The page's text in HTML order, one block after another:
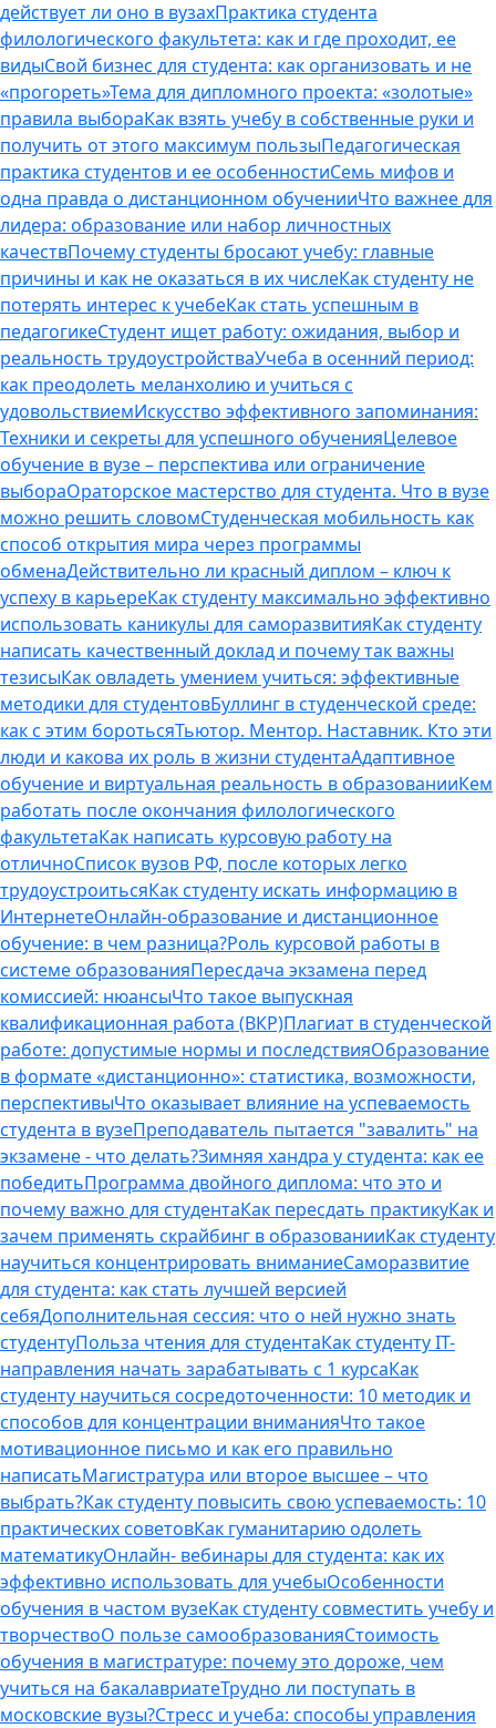
действует ли оно в вузахПрактика студента
филологического факультета: как и где проходит, ее
видыСвой бизнес для студента: как организовать и не
«прогореть»Тема для дипломного проекта: «золотые»
правила выбораКак взять учебу в собственные руки и
получить от этого максимум пользыПедагогическая
практика студентов и ее особенностиСемь мифов и
одна правда о дистанционном обученииЧто важнее для
лидера: образование или набор личностных
качествПочему студенты бросают учебу: главные
причины и как не оказаться в их числеКак студенту не
потерять интерес к учебеКак стать успешным в
педагогикеСтудент ищет работу: ожидания, выбор и
реальность трудоустройстваУчеба в осенний период:
как преодолеть меланхолию и учиться с
удовольствиемИскусство эффективного запоминания:
Техники и секреты для успешного обученияЦелевое
обучение в вузе – перспектива или ограничение
выбораОраторское мастерство для студента. Что в вузе
можно решить словомСтуденческая мобильность как
способ открытия мира через программы
обменаДействительно ли красный диплом – ключ к
успеху в карьереКак студенту максимально эффективно
использовать каникулы для саморазвитияКак студенту
написать качественный доклад и почему так важны
тезисыКак овладеть умением учиться: эффективные
методики для студентовБуллинг в студенческой среде:
как с этим боротьсяТьютор. Ментор. Наставник. Кто эти
люди и какова их роль в жизни студентаАдаптивное
обучение и виртуальная реальность в образованииКем
работать после окончания филологического
факультетаКак написать курсовую работу на
отличноСписок вузов РФ, после которых легко
трудоустроитьсяКак студенту искать информацию в
ИнтернетеОнлайн-образование и дистанционное
обучение: в чем разница?Роль курсовой работы в
системе образованияПересдача экзамена перед
комиссией: нюансыЧто такое выпускная
квалификационная работа (ВКР)Плагиат в студенческой
работе: допустимые нормы и последствияОбразование
в формате «дистанционно»: статистика, возможности,
перспективыЧто оказывает влияние на успеваемость
студента в вузеПреподаватель пытается "завалить" на
экзамене - что делать?Зимняя хандра у студента: как ее
победитьПрограмма двойного диплома: что это и
почему важно для студентаКак пересдать практикуКак и
зачем применять скрайбинг в образованииКак студенту
научиться концентрировать вниманиеСаморазвитие
для студента: как стать лучшей версией
себяДополнительная сессия: что о ней нужно знать
студентуПольза чтения для студентаКак студенту IT-
направления начать зарабатывать с 1 курсаКак
студенту научиться сосредоточенности: 10 методик и
способов для концентрации вниманияЧто такое
мотивационное письмо и как его правильно
написатьМагистратура или второе высшее – что
выбрать?Как студенту повысить свою успеваемость: 10
практических советовКак гуманитарию одолеть
математикуОнлайн- вебинары для студента: как их
эффективно использовать для учебыОсобенности
обучения в частом вузеКак студенту совместить учебу и
творчествоО пользе самообразованияСтоимость
обучения в магистратуре: почему это дороже, чем
учиться на бакалавриатеТрудно ли поступать в
московские вузы?Стресс и учеба: способы управления